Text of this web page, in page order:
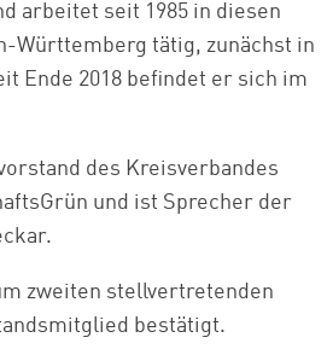
arbeitet seit 1985 in diesen
Württemberg tätig, zunächst in
Ende 2018 befindet er sich im
des Kreisverbandes
und ist Sprecher der
zweiten stellvertretenden
bestätigt.